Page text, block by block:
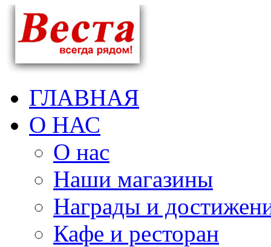
ГЛАВНАЯ
О НАС
О нас
Наши магазины
Награды и
Кафе и ресторан